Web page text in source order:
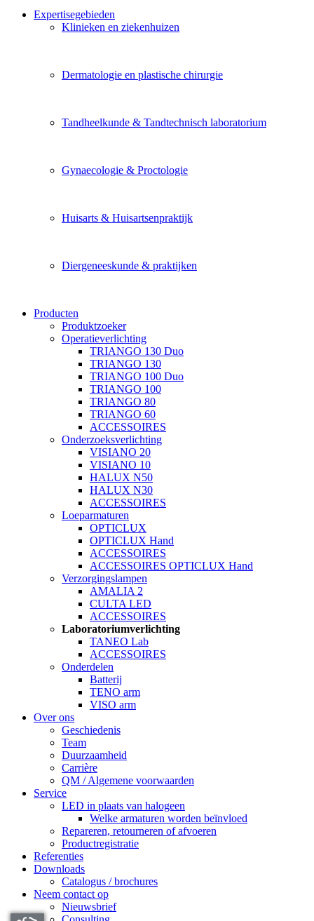
Expertisegebieden
Klinieken en ziekenhuizen
Dermatologie en plastische chirurgie
Tandheelkunde & Tandtechnisch laboratorium
Gynaecologie & Proctologie
Huisarts & Huisartsenpraktijk
Diergeneeskunde & praktijken
Producten
Produktzoeker
Operatieverlichting
TRIANGO 130 Duo
TRIANGO 130
TRIANGO 100 Duo
TRIANGO 100
TRIANGO 80
TRIANGO 60
ACCESSOIRES
Onderzoeksverlichting
VISIANO 20
VISIANO 10
HALUX N50
HALUX N30
ACCESSOIRES
Loeparmaturen
OPTICLUX
OPTICLUX Hand
ACCESSOIRES
ACCESSOIRES OPTICLUX Hand
Verzorgingslampen
AMALIA 2
CULTA LED
ACCESSOIRES
Laboratoriumverlichting
TANEO Lab
ACCESSOIRES
Onderdelen
Batterij
TENO arm
VISO arm
Over ons
Geschiedenis
Team
Duurzaamheid
Carrière
QM / Algemene voorwaarden
Service
LED in plaats van halogeen
Welke armaturen worden beïnvloed
Repareren, retourneren of afvoeren
Productregistratie
Referenties
Downloads
Catalogus / brochures
Neem contact op
Nieuwsbrief